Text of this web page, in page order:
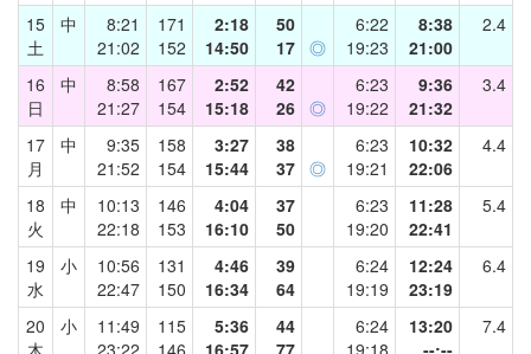
15
土
中
8:21
21:02
171
152
2:18
14:50
50
17 ◎
6:22
19:23
8:38
21:00
2.4
16
日
中
8:58
21:27
167
154
2:52
15:18
42
26 ◎
6:23
19:22
9:36
21:32
3.4
17
月
中
9:35
21:52
158
154
3:27
15:44
38
37 ◎
6:23
19:21
10:32
22:06
4.4
18
火
中
10:13
22:18
146
153
4:04
16:10
37
50
6:23
19:20
11:28
22:41
5.4
19
水
小
10:56
22:47
131
150
4:46
16:34
39
64
6:24
19:19
12:24
23:19
6.4
20
木
小
11:49
23:22
115
146
5:36
16:57
44
77
6:24
19:18
13:20
--:--
7.4